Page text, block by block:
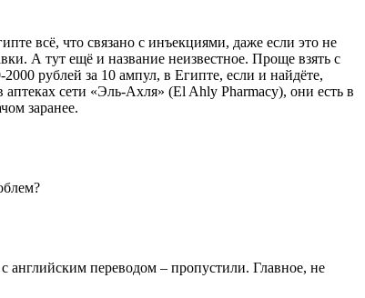
всё, что связано с инъекциями, даже если это не
А тут ещё и название неизвестное. Проще взять с
рублей за 10 ампул, в Египте, если и найдёте,
сети «Эль-Ахля» (El Ahly Pharmacy), они есть в
заранее.
английским переводом – пропустили. Главное, не